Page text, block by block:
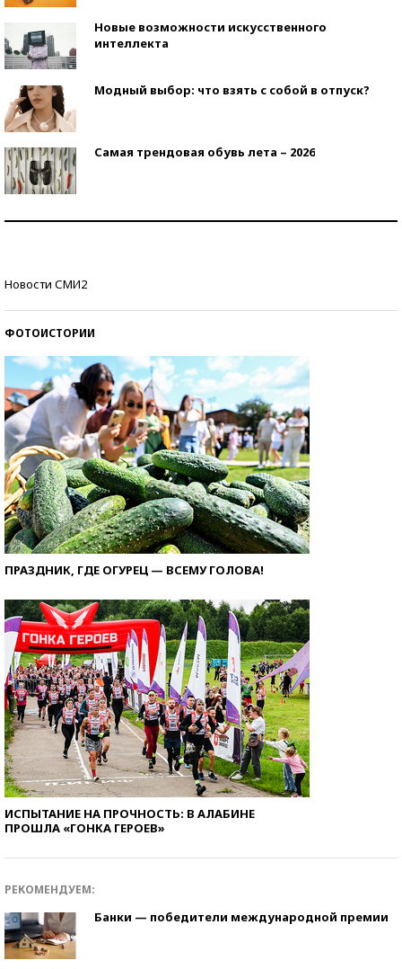
Новые возможности искусственного
интеллекта
Модный выбор: что взять с собой в отпуск?
Самая трендовая обувь лета – 2026
Новости СМИ2
ФОТОИСТОРИИ
ПРАЗДНИК, ГДЕ ОГУРЕЦ — ВСЕМУ ГОЛОВА!
ИСПЫТАНИЕ НА ПРОЧНОСТЬ: В АЛАБИНЕ
ПРОШЛА «ГОНКА ГЕРОЕВ»
РЕКОМЕНДУЕМ:
Банки — победители международной премии